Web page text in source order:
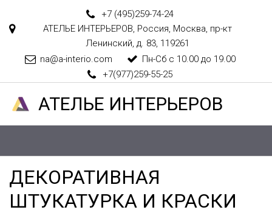
+7 (495)259-74-24
АТЕЛЬЕ ИНТЕРЬЕРОВ, Россия, Москва, пр-кт
Ленинский, д. 83, 119261
na@a-interio.com
Пн-Сб с 10.00 до 19.00
+7(977)259-55-25
АТЕЛ­­­­­­ЬЕ ИНТЕРЬЕРОВ
ДЕКОРАТИВНАЯ
ШТУКАТУРКА И КРАСКИ